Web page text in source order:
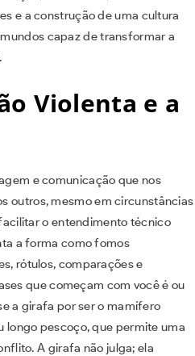
e a construção de uma cultura
capaz de transformar a
Violenta e a
e comunicação que nos
outros, mesmo em circunstâncias
o entendimento técnico
a forma como fomos
rótulos, comparações e
que começam com você é ou
a girafa por ser o mamífero
longo pescoço, que permite uma
A girafa não julga; ela